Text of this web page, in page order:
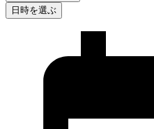
日時を選ぶ